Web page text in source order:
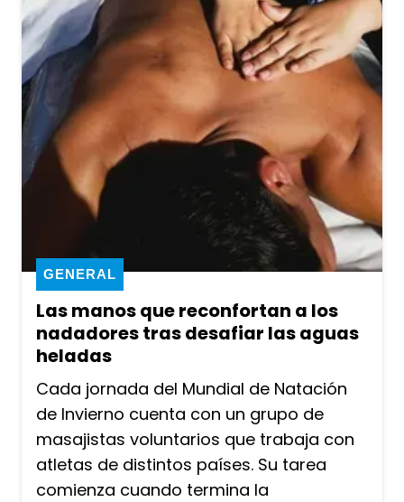
Las manos que reconfortan a los
nadadores tras desafiar las aguas
heladas
GENERAL
Cada jornada del Mundial de Natación
de Invierno cuenta con un grupo de
masajistas voluntarios que trabaja con
atletas de distintos países. Su tarea
comienza cuando termina la